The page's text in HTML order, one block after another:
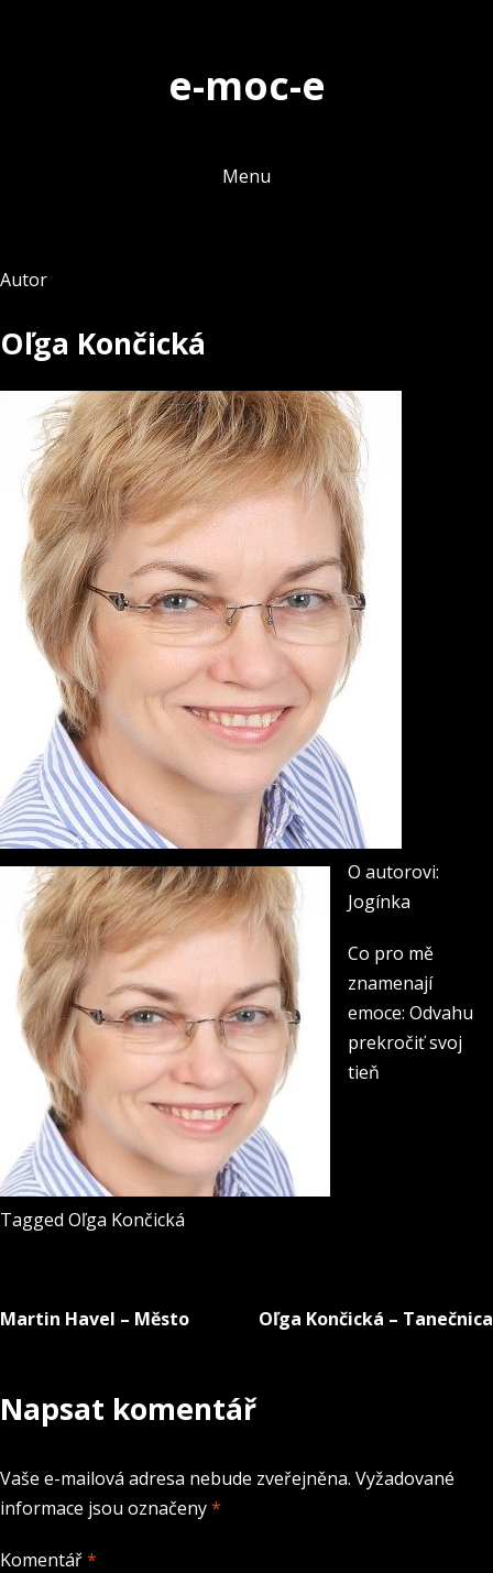
e-moc-e
Menu
Autor
Oľga Končická
O autorovi:
Jogínka
Co pro mě
znamenají
emoce: Odvahu
prekročiť svoj
tieň
Tagged Oľga Končická
Navigace
příspěvek
Martin Havel – Město Oľga Končická – Tanečnica
Napsat komentář
Vaše e-mailová adresa nebude zveřejněna. Vyžadované
informace jsou označeny*
Komentář*